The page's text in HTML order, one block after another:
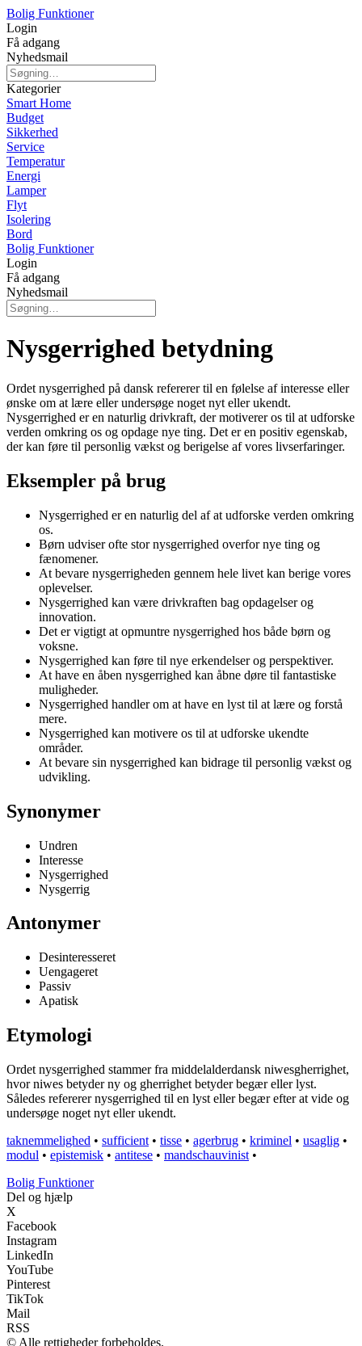
Bolig Funktioner
Login
Få adgang
Nyhedsmail
Kategorier
Smart Home
Budget
Sikkerhed
Service
Temperatur
Energi
Lamper
Flyt
Isolering
Bord
Bolig Funktioner
Login
Få adgang
Nyhedsmail
Nysgerrighed betydning
Ordet nysgerrighed på dansk refererer til en følelse af interesse eller
ønske om at lære eller undersøge noget nyt eller ukendt.
Nysgerrighed er en naturlig drivkraft, der motiverer os til at udforske
verden omkring os og opdage nye ting. Det er en positiv egenskab,
der kan føre til personlig vækst og berigelse af vores livserfaringer.
Eksempler på brug
Nysgerrighed er en naturlig del af at udforske verden omkring
os.
Børn udviser ofte stor nysgerrighed overfor nye ting og
fænomener.
At bevare nysgerrigheden gennem hele livet kan berige vores
oplevelser.
Nysgerrighed kan være drivkraften bag opdagelser og
innovation.
Det er vigtigt at opmuntre nysgerrighed hos både børn og
voksne.
Nysgerrighed kan føre til nye erkendelser og perspektiver.
At have en åben nysgerrighed kan åbne døre til fantastiske
muligheder.
Nysgerrighed handler om at have en lyst til at lære og forstå
mere.
Nysgerrighed kan motivere os til at udforske ukendte
områder.
At bevare sin nysgerrighed kan bidrage til personlig vækst og
udvikling.
Synonymer
Undren
Interesse
Nysgerrighed
Nysgerrig
Antonymer
Desinteresseret
Uengageret
Passiv
Apatisk
Etymologi
Ordet nysgerrighed stammer fra middelalderdansk niwesgherrighet,
hvor niwes betyder ny og gherrighet betyder begær eller lyst.
Således refererer nysgerrighed til en lyst eller begær efter at vide og
undersøge noget nyt eller ukendt.
taknemmelighed • sufficient • tisse • agerbrug • kriminel • usaglig •
modul • epistemisk • antitese • mandschauvinist •
Bolig Funktioner
Del og hjælp
X
Facebook
Instagram
LinkedIn
YouTube
Pinterest
TikTok
Mail
RSS
© Alle rettigheder forbeholdes.